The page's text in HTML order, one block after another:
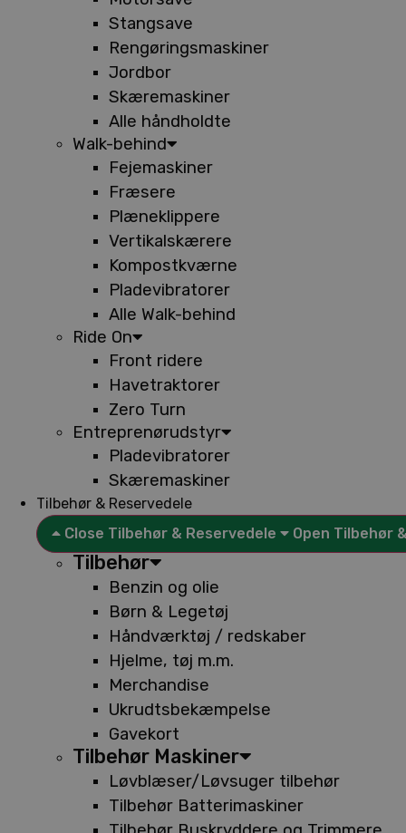
Stangsave
Rengøringsmaskiner
Jordbor
Skæremaskiner
Alle håndholdte
Walk-behind
Fejemaskiner
Fræsere
Plæneklippere
Vertikalskærere
Kompostkværne
Pladevibratorer
Alle Walk-behind
Ride On
Front ridere
Havetraktorer
Zero Turn
Entreprenørudstyr
Pladevibratorer
Skæremaskiner
Tilbehør & Reservedele
Close Tilbehør & Reservedele
Open Tilbehør
Tilbehør
Benzin og olie
Børn & Legetøj
Håndværktøj / redskaber
Hjelme, tøj m.m.
Merchandise
Ukrudtsbekæmpelse
Gavekort
Tilbehør Maskiner
Løvblæser/Løvsuger tilbehør
Tilbehør Batterimaskiner